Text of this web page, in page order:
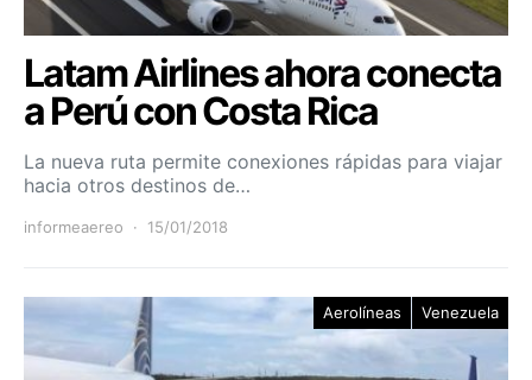
Latam Airlines ahora conecta
a Perú con Costa Rica
La nueva ruta permite conexiones rápidas para viajar
hacia otros destinos de…
informeaereo 15/01/2018
Aerolíneas Venezuela